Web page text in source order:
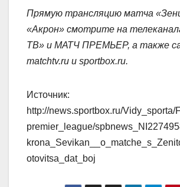
Прямую трансляцию матча
«Акрон» смотрите на
ТВ» и МАТЧ ПРЕМЬЕР, а также
matchtv.ru и sportbox.ru.
Источник:
http://news.sportbox.ru/Vidy_sporta/
premier_league/
otovitsa_dat_boj